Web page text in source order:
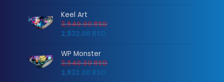
Keel Art
3,540.00RSD
2,832.00 RSD
WP Monster
3,540.00RSD
2,832.00 RSD